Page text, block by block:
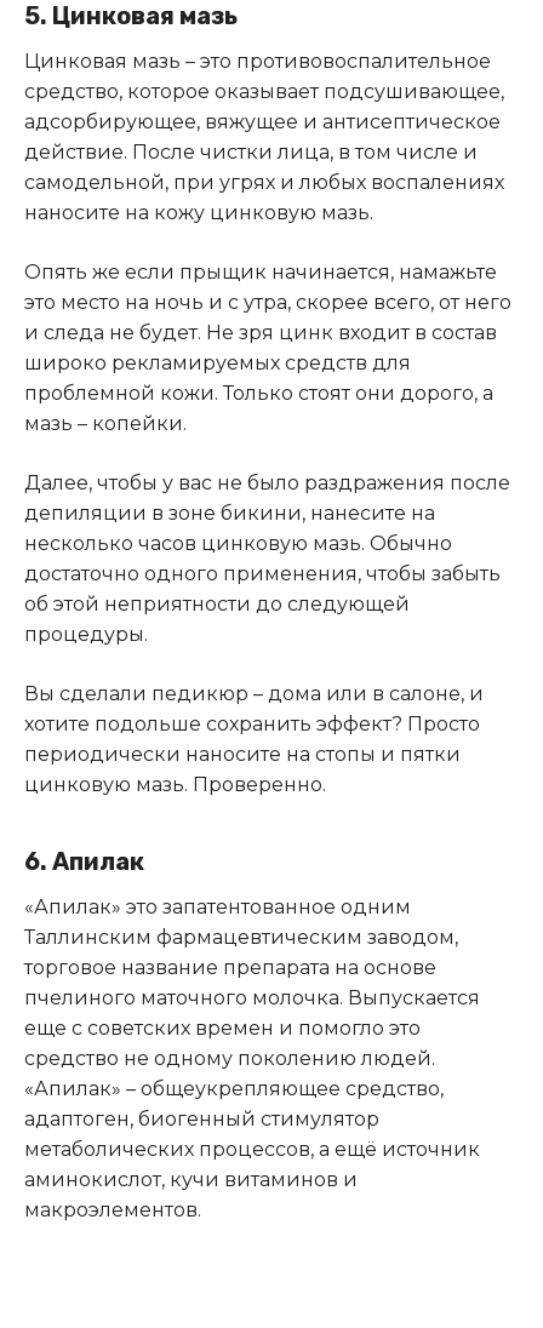
5. Цинковая мазь
Цинковая мазь – это противовоспалительное
средство, которое оказывает подсушивающее,
адсорбирующее, вяжущее и антисептическое
действие. После чистки лица, в том числе и
самодельной, при угрях и любых воспалениях
наносите на кожу цинковую мазь.
Опять же если прыщик начинается, намажьте
это место на ночь и с утра, скорее всего, от него
и следа не будет. Не зря цинк входит в состав
широко рекламируемых средств для
проблемной кожи. Только стоят они дорого, а
мазь – копейки.
Далее, чтобы у вас не было раздражения после
депиляции в зоне бикини, нанесите на
несколько часов цинковую мазь. Обычно
достаточно одного применения, чтобы забыть
об этой неприятности до следующей
процедуры.
Вы сделали педикюр – дома или в салоне, и
хотите подольше сохранить эффект? Просто
периодически наносите на стопы и пятки
цинковую мазь. Проверенно.
6. Апилак
«Апилак» это запатентованное одним
Таллинским фармацевтическим заводом,
торговое название препарата на основе
пчелиного маточного молочка. Выпускается
еще с советских времен и помогло это
средство не одному поколению людей.
«Апилак» – общеукрепляющее средство,
адаптоген, биогенный стимулятор
метаболических процессов, а ещё источник
аминокислот, кучи витаминов и
макроэлементов.